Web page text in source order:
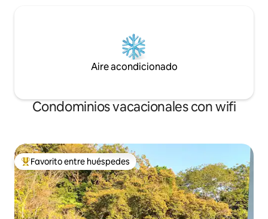
Aire acondicionado
Condominios vacacionales con wifi
Favorito entre huéspedes preferido
Favorito entre huéspedes